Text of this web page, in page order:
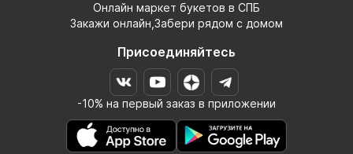
Онлайн маркет букетов в СПБ
Закажи онлайн,Забери рядом с домом
Присоединяйтесь
-10% на первый заказ в приложении